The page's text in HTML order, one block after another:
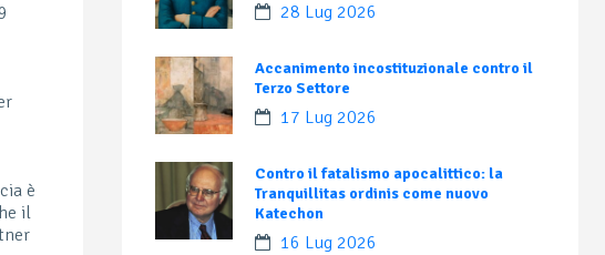
è
il
28 Lug 2026
Accanimento incostituzionale contro il
Terzo Settore
17 Lug 2026
Contro il fatalismo apocalittico: la
Tranquillitas ordinis come nuovo
Katechon
16 Lug 2026